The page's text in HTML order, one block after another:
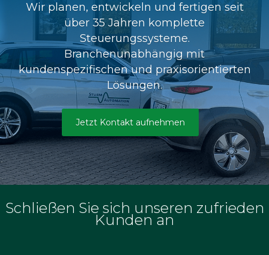
Wir planen, entwickeln und fertigen seit
über 35 Jahren komplette
Steuerungssysteme.
Branchenunabhängig mit
kundenspezifischen und praxisorientierten
Lösungen.
Jetzt Kontakt aufnehmen
Schließen Sie sich unseren zufrieden
Kunden an